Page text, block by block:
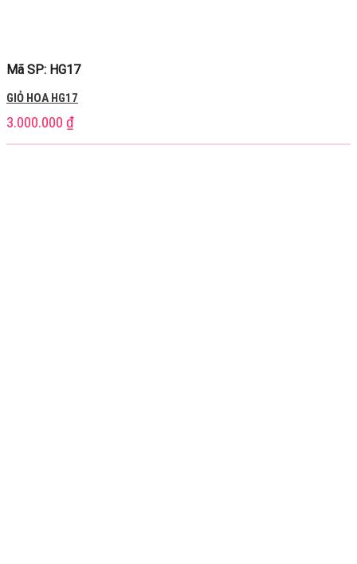
Mã SP: HG17
GIỎ HOA HG17
3.000.000 ₫